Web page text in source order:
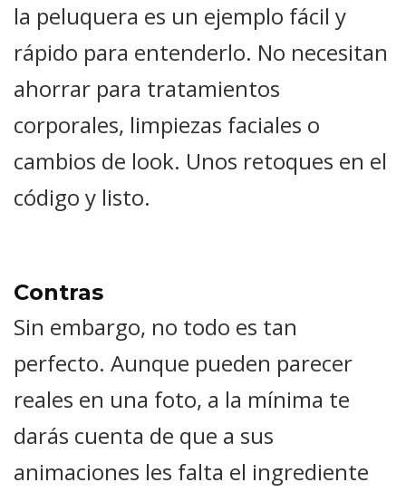
la peluquera es un ejemplo fácil y
rápido para entenderlo. No necesitan
ahorrar para tratamientos
corporales, limpiezas faciales o
cambios de look. Unos retoques en el
código y listo.
Contras
Sin embargo, no todo es tan
perfecto. Aunque pueden parecer
reales en una foto, a la mínima te
darás cuenta de que a sus
animaciones les falta el ingrediente